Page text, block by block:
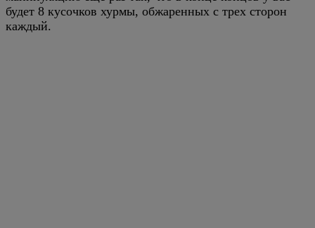
будет 8 кусочков хурмы, обжаренных с трех сторон
каждый.